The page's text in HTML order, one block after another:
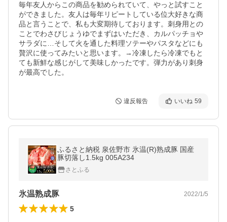
毎年友人からこの商品を勧められていて、やっと試すこと
ができました。友人は毎年リピートしている位大好きな商
品と言うことで、私も大変期待しております。刺身用との
ことでわさびじょうゆでまずはいただき、カルパッチョや
サラダに…そして火を通した料理ソテーやパスタなどにも
贅沢に使ってみたいと思います。→冷凍したら冷凍でもと
ても新鮮な感じがして美味しかったです。弾力があり刺身
が最高でした。
違反報告 いいね 59
ふるさと納税 泉佐野市 氷温(R)熟成豚 国産
豚切落し1.5kg 005A234
さとふる
氷温熟成豚 2022/1/5
5